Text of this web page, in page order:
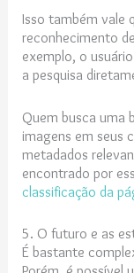
Isso também vale
reconhecimento
exemplo, o
a pesquisa
Quem busca uma
imagens em seus
metadados
encontrado por
classificação da
5. O futuro e as
É bastante